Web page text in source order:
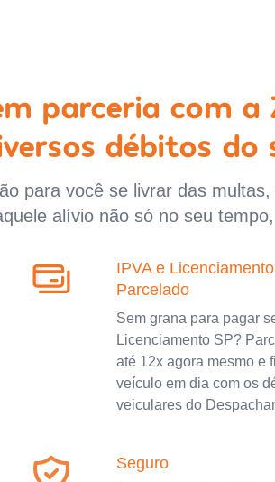
parceria com
débitos do
para você se livrar das
alívio não só no seu
IPVA e
Parcelado
Sem grana para pagar
Licenciamento SP?
até 12x agora mesmo e
veículo em dia com os
veiculares do
Seguro